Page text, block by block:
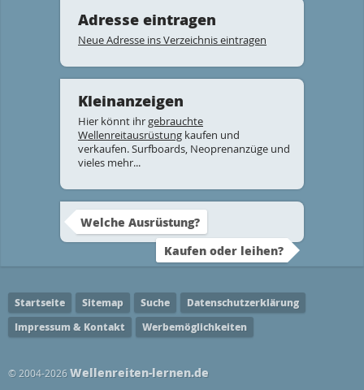
Adresse eintragen
Neue Adresse ins Verzeichnis eintragen
Kleinanzeigen
Hier könnt ihrgebrauchte
Wellenreitausrüstung kaufen und
verkaufen. Surfboards, Neoprenanzüge und
vieles mehr...
Welche Ausrüstung?
Kaufen oder leihen?
Startseite Sitemap Suche
Datenschutzerklärung
Impressum & Kontakt
Werbemöglichkeiten
© 2004-2026 Wellenreiten-lernen.de